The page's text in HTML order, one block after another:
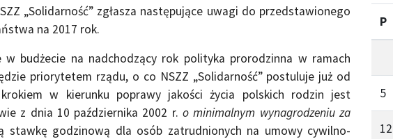
„Solidarność” zgłasza następujące uwagi do przedstawionego
na 2017 rok.
w budżecie na nadchodzący rok polityka prorodzinna w ramach
priorytetem rządu, o co NSZZ „Solidarność” postuluje już od
w kierunku poprawy jakości życia polskich rodzin jest
z dnia 10 października 2002 r.o minimalnym wynagrodzeniu za
stawkę godzinową dla osób zatrudnionych na umowy cywilno-
P
5
12